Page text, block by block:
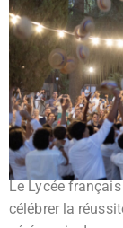
Le Lycée
célébrer la